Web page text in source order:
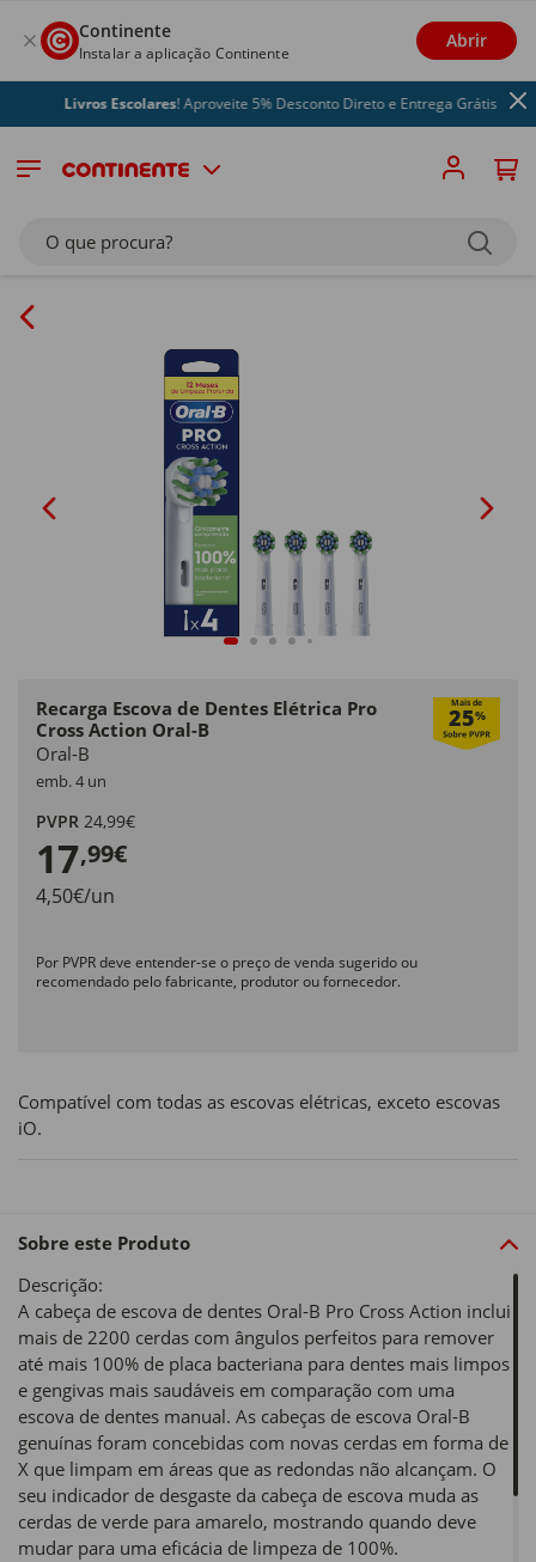
Continente
Instalar a aplicação Continente
Abrir
Livros Escolares! Aproveite 5% Desconto Direto e Entrega Grátis
O que procura?
Recarga Escova de Dentes Elétrica Pro
Cross Action Oral-B
Mais de
25%
Oral-B
emb. 4 un
PVPR 24,99€
17,99€
4,50€/un
Por PVPR deve entender-se o preço de venda sugerido ou
recomendado pelo fabricante, produtor ou fornecedor.
Compatível com todas as escovas elétricas, exceto escovas
iO.
Sobre este Produto
Descrição:
A cabeça de escova de dentes Oral-B Pro Cross Action inclui
mais de 2200 cerdas com ângulos perfeitos para remover
até mais 100% de placa bacteriana para dentes mais limpos
e gengivas mais saudáveis em comparação com uma
escova de dentes manual. As cabeças de escova Oral-B
genuínas foram concebidas com novas cerdas em forma de
X que limpam em áreas que as redondas não alcançam. O
seu indicador de desgaste da cabeça de escova muda as
cerdas de verde para amarelo, mostrando quando deve
mudar para uma eficácia de limpeza de 100%.